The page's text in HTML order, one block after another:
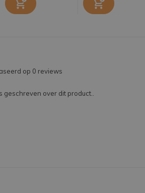
op 0 reviews
geschreven over dit product..